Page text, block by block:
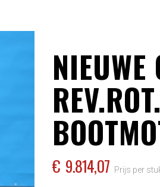
REV.ROT.
€ 9.814,07 Prijs per